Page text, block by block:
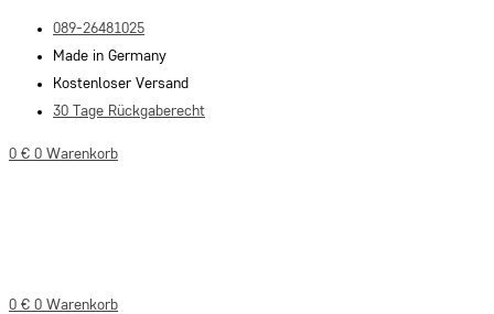
Inhalt
springen
089-26481025
Made in Germany
Kostenloser Versand
30 Tage Rückgaberecht
0 € 0 Warenkorb
0 € 0 Warenkorb